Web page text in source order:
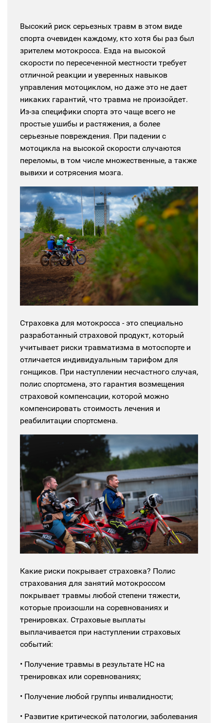
Высокий риск серьезных травм в этом виде
спорта очевиден каждому, кто хотя бы раз был
зрителем мотокросса. Езда на высокой
скорости по пересеченной местности требует
отличной реакции и уверенных навыков
управления мотоциклом, но даже это не дает
никаких гарантий, что травма не произойдет.
Из-за специфики спорта это чаще всего не
простые ушибы и растяжения, а более
серьезные повреждения. При падении с
мотоцикла на высокой скорости случаются
переломы, в том числе множественные, а также
вывихи и сотрясения мозга.
Страховка для мотокросса - это специально
разработанный страховой продукт, который
учитывает риски травматизма в мотоспорте и
отличается индивидуальным тарифом для
гонщиков. При наступлении несчастного случая,
полис спортсмена, это гарантия возмещения
страховой компенсации, которой можно
компенсировать стоимость лечения и
реабилитации спортсмена.
Какие риски покрывает страховка? Полис
страхования для занятий мотокроссом
покрывает травмы любой степени тяжести,
которые произошли на соревнованиях и
тренировках. Страховые выплаты
выплачивается при наступлении страховых
событий:
• Получение травмы в результате НС на
тренировках или соревнованиях;
• Получение любой группы инвалидности;
• Развитие критической патологии, заболевания